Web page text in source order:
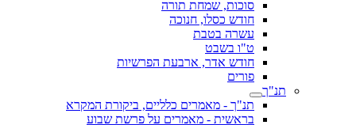
סוכות, שמחת תורה
חודש כסלו, חנוכה
עשרה בטבת
ט"ו בשבט
חודש אדר, ארבעת הפרשיות
פורים
תנ"ך
תנ"ך - מאמרים כלליים, ביקורת המקרא
בראשית - מאמרים על פרשת שבוע